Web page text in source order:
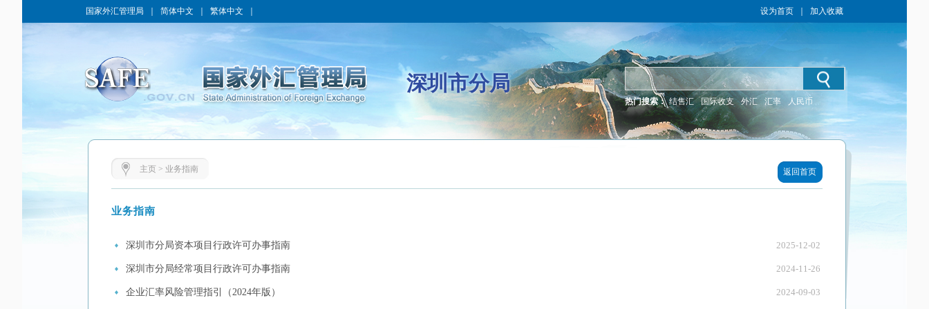
国家外汇管理局 简体中文 繁体中文 设为首页 加入收藏
深圳市分局
热门搜索： 结售汇 国际收支 外汇 汇率 人民币
主页> 业务指南 返回首页
业务指南
深圳市分局资本项目行政许可办事指南 2025-12-02
深圳市分局经常项目行政许可办事指南 2024-11-26
企业汇率风险管理指引（2024年版） 2024-09-03